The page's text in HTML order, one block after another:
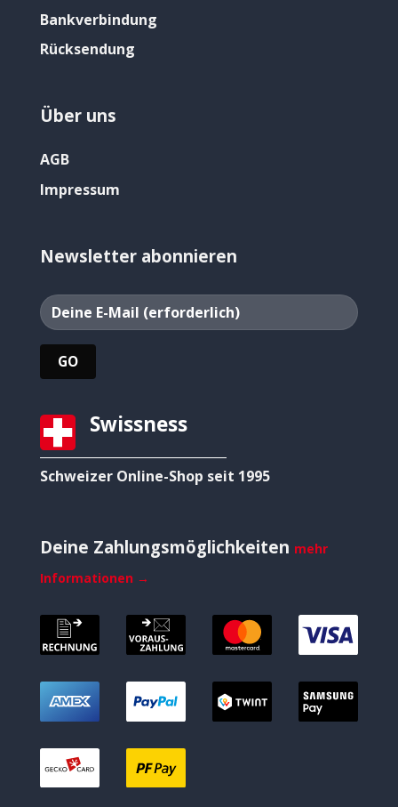
Bankverbindung
Rücksendung
Über uns
AGB
Impressum
Newsletter abonnieren
Swissness
Schweizer Online-Shop seit 1995
Deine Zahlungsmöglichkeiten mehr
Informationen →